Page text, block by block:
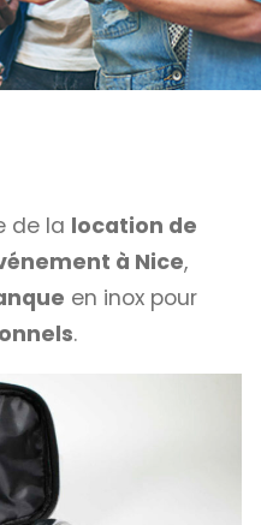
de la location de
à Nice,
en inox pour
.